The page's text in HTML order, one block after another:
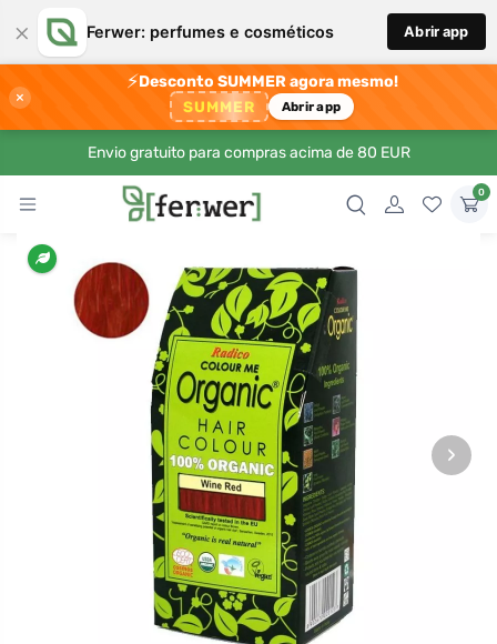
× Ferwer: perfumes e cosméticos Abrir app
×
⚡Desconto SUMMER agora mesmo!
SUMMER Abrir app
Envio gratuito para compras acima de 80 EUR
0
›